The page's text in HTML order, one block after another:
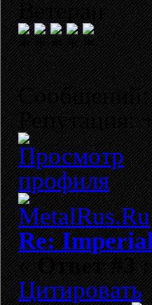
Ветеран
Сообщений:
Репутация:
Re:
«Ответ #3 :
Цитировать